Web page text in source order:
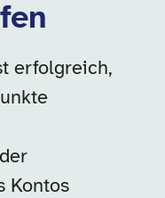
erfolgreich,
Kontos